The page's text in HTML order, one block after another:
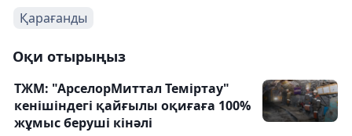
Қарағанды
Оқи отырыңыз
ТЖМ: "АрселорМиттал Теміртау"
кенішіндегі қайғылы оқиғаға 100%
жұмыс беруші кінәлі